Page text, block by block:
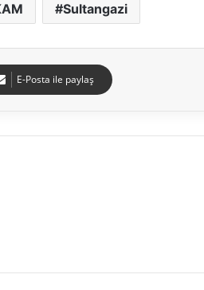
Sultangazi
E-Posta ile paylaş